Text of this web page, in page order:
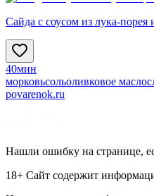
Сайда с соусом из лука-порея
40мин
морковьсольоливковое масло
povarenok.ru
Нашли ошибку на странице,
18+ Сайт содержит